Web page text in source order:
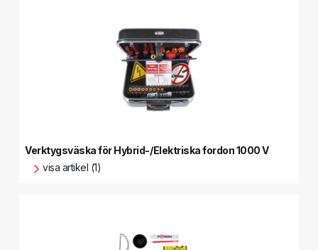
Verktygsväska för Hybrid-/Elektriska fordon 1000 V
visa artikel (1)